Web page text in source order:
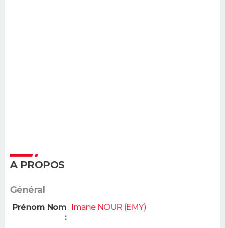
A PROPOS
Général
Prénom Nom
:
Imane NOUR (EMY)